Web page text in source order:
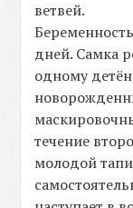
ветвей.
дней. Самка
одному
течение
молодой